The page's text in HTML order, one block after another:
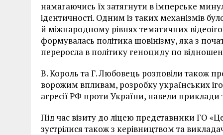
намагаючись їх затягнути в імперське
ідентичності. Одним із таких механізмів
й міжнародному рівнях тематичних
формувалась політика шовінізму, яка з
переросла в політику геноциду по
В. Король та Г. Любовець розповіли також
ворожим впливам, розробку українських
агресії РФ проти України, навели приклади
Під час візиту до ліцею представники ГО
зустрілися також з керівництвом та